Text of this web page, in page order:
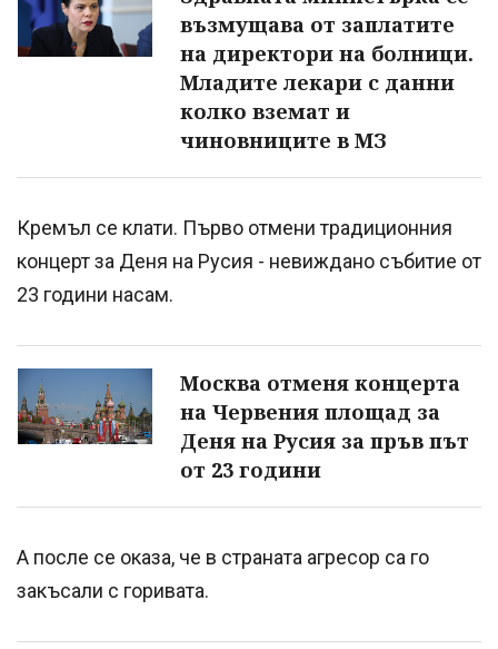
възмущава от заплатите
на директори на болници.
Младите лекари с данни
колко вземат и
чиновниците в МЗ
Кремъл се клати. Първо отмени традиционния
концерт за Деня на Русия - невиждано събитие от
23 години насам.
Москва отменя концертa
на Червения площад за
Деня на Русия за пръв път
от 23 години
А после се оказа, че в страната агресор са го
закъсали с горивата.